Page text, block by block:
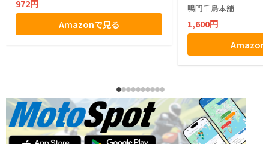
972円
Amazonで見る
鳴門千鳥本舗
1,600円
Amazon